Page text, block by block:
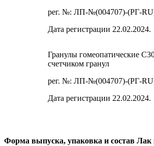
рег. №: ЛП-№(004707)-(РГ-
Дата регистрации 22.02.2024.
Гранулы гомеопатические
счетчиком гранул
рег. №: ЛП-№(004707)-(РГ-
Дата регистрации 22.02.2024.
Форма выпуска, упаковка и состав Лак